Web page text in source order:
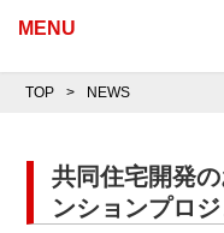
MENU
TOP NEWS
共同住宅開発
ンションプロジ